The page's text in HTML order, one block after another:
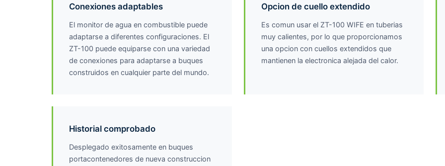
Conexiones adaptables
El monitor de agua en combustible puede
adaptarse a diferentes configuraciones. El
ZT-100 puede equiparse con una variedad
de conexiones para adaptarse a buques
construidos en cualquier parte del mundo.
Opcion de cuello extendido
Es comun usar el ZT-100 WIFE en tuberias
muy calientes, por lo que proporcionamos
una opcion con cuellos extendidos que
mantienen la electronica alejada del calor.
Historial comprobado
Desplegado exitosamente en buques
portacontenedores de nueva construccion